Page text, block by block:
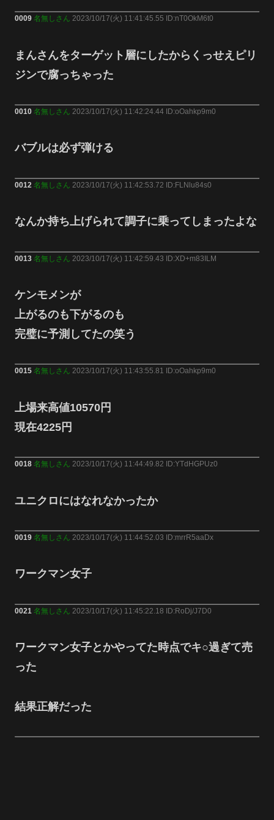
0009 名無しさん 2023/10/17(火) 11:41:45.55 ID:nT0OkM6t0
まんさんをターゲット層にしたからくっせえピリ
ジンで腐っちゃった
0010 名無しさん 2023/10/17(火) 11:42:24.44 ID:oOahkp9m0
バブルは必ず弾ける
0012 名無しさん 2023/10/17(火) 11:42:53.72 ID:FLNlu84s0
なんか持ち上げられて調子に乗ってしまったよな
0013 名無しさん 2023/10/17(火) 11:42:59.43 ID:XD+m83ILM
ケンモメンが
上がるのも下がるのも
完璧に予測してたの笑う
0015 名無しさん 2023/10/17(火) 11:43:55.81 ID:oOahkp9m0
上場来高値10570円
現在4225円
0018 名無しさん 2023/10/17(火) 11:44:49.82 ID:YTdHGPUz0
ユニクロにはなれなかったか
0019 名無しさん 2023/10/17(火) 11:44:52.03 ID:mrrR5aaDx
ワークマン女子
0021 名無しさん 2023/10/17(火) 11:45:22.18 ID:RoDj/J7D0
ワークマン女子とかやってた時点でキ○過ぎて売
った
結果正解だった